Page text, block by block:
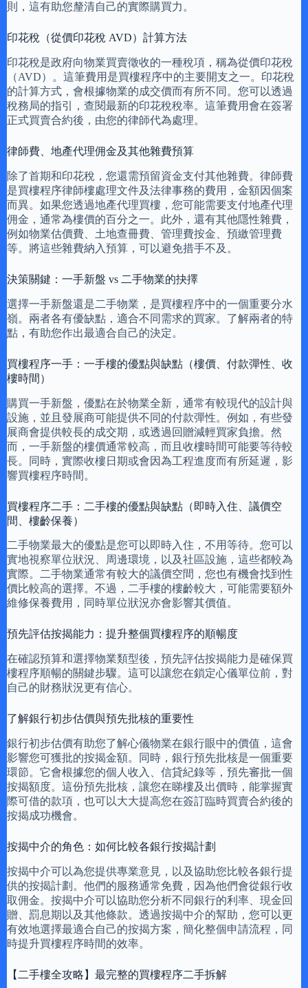
則，這有助您釐清自己的實際購買力。
印花稅（從價印花稅 AVD）計算方法
印花稅是政府向物業買賣徵收的一種稅項，稱為從價印花稅
（AVD）。這筆費用是買樓程序中的主要開支之一。印花稅
的計算方式，會根據物業的成交價而有所不同。您可以透過
稅務局的指引，查閱最新的印花稅稅率。這筆費用會在簽署
正式買賣合約後，由您的律師代為處理。
律師費、地產代理佣金及其他雜費預算
除了首期和印花稅，您還需預留資金支付其他雜費。律師費
是買樓程序律師樓處理文件及法律事務的費用，金額因個案
而異。如果您透過地產代理買樓，您可能需要支付地產代理
佣金，通常為樓價的百分之一。此外，還有其他隱性雜費，
例如物業估價費、土地查冊費、管理費按金、預繳管理費
等。將這些雜費納入預算，可以避免措手不及。
決策關鍵：一手新盤 vs 二手物業的抉擇
選擇一手新盤還是二手物業，是買樓程序中的一個重要分水
嶺。兩者各有優缺點，適合不同需求的買家。了解兩者的特
點，有助您作出最適合自己的決定。
買樓程序一手：一手樓的優點與缺點（樓價、付款彈性、收
樓時間）
購買一手新盤，優點在於物業全新，通常有較現代的設計與
設施，並且發展商可能提供不同的付款彈性。例如，有些發
展商會提供較長的成交期，或透過回贈減輕買家負擔。然
而，一手新盤的樓價通常較高，而且收樓時間可能要等待較
長。同時，實際收樓日期或會因為工程進度而有所延遲，影
響買樓程序時間。
買樓程序二手：二手樓的優點與缺點（即時入住、議價空
間、樓齡保養）
二手物業最大的優點是您可以即時入住，不用等待。您可以
實地視察單位狀況、周邊環境，以及社區設施，這些都較為
實際。二手物業通常有較大的議價空間，您也有機會找到性
價比較高的選擇。不過，二手樓的樓齡較大，可能需要額外
維修保養費用，同時單位狀況亦會影響其價值。
預先評估按揭能力：提升整個買樓程序的順暢度
在確認預算和選擇物業類型後，預先評估按揭能力是確保買
樓程序順暢的關鍵步驟。這可以讓您在鎖定心儀單位前，對
自己的財務狀況更有信心。
了解銀行初步估價與預先批核的重要性
銀行初步估價有助您了解心儀物業在銀行眼中的價值，這會
影響您可獲批的按揭金額。同時，銀行預先批核是一個重要
環節。它會根據您的個人收入、信貸紀錄等，預先審批一個
按揭額度。這份預先批核，讓您在睇樓及出價時，能掌握實
際可借的款項，也可以大大提高您在簽訂臨時買賣合約後的
按揭成功機會。
按揭中介的角色：如何比較各銀行按揭計劃
按揭中介可以為您提供專業意見，以及協助您比較各銀行提
供的按揭計劃。他們的服務通常免費，因為他們會從銀行收
取佣金。按揭中介可以協助您分析不同銀行的利率、現金回
贈、罰息期以及其他條款。透過按揭中介的幫助，您可以更
有效地選擇最適合自己的按揭方案，簡化整個申請流程，同
時提升買樓程序時間的效率。
【二手樓全攻略】最完整的買樓程序二手拆解